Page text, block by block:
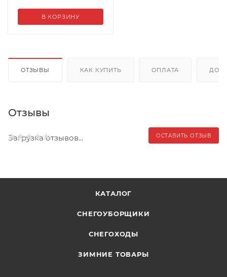
В КОРЗИНУ
ОТЗЫВЫ КАК КУПИТЬ ОПЛАТА
Отзывы
ОСТАВИТЬ ОТЗЫВ
Загрузка отзывов...
КАТАЛОГ
СНЕГОУБОРЩИКИ
СНЕГОХОДЫ
ЗИМНИЕ ТОВАРЫ